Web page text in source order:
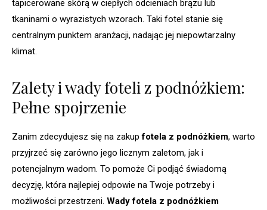
tapicerowane skórą w ciepłych odcieniach brązu lub
tkaninami o wyrazistych wzorach. Taki fotel stanie się
centralnym punktem aranżacji, nadając jej niepowtarzalny
klimat.
Zalety i wady foteli z podnóżkiem:
Pełne spojrzenie
Zanim zdecydujesz się na zakupfotela z podnóżkiem, warto
przyjrzeć się zarówno jego licznym zaletom, jak i
potencjalnym wadom. To pomoże Ci podjąć świadomą
decyzję, która najlepiej odpowie na Twoje potrzeby i
możliwości przestrzeni. Wady fotela z podnóżkiem